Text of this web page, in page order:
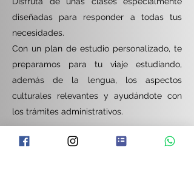
diseñadas para responder a todas tus
necesidades.
Con un plan de estudio personalizado, te
preparamos para tu viaje estudiando,
además de la lengua, los aspectos
culturales relevantes y ayudándote con
los trámites administrativos.
¡Lánzate y elige el curso que mejor te